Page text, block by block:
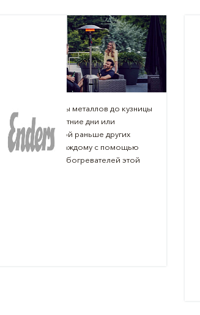
Enders – от кузницы металлов до кузницы
идей. Продлить летние дни или
насладиться весной раньше других
теперь под силу каждому с помощью
уличных газовых обогревателей этой